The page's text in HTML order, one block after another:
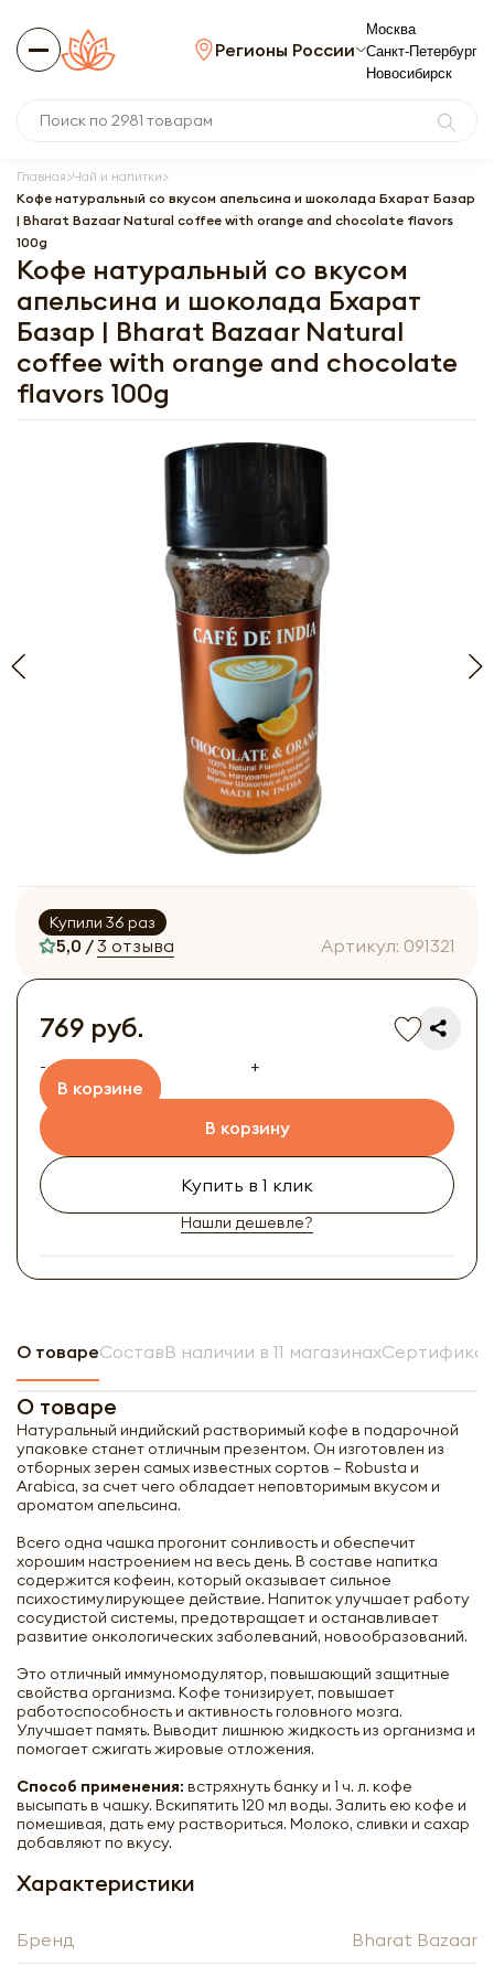
Регионы России
Москва
Санкт-Петербург
Новосибирск
Главная Чай и напитки
Кофе натуральный со вкусом апельсина и шоколада Бхарат Базар
| Bharat Bazaar Natural coffee with orange and chocolate flavors
100g
Кофе натуральный со вкусом
апельсина и шоколада Бхарат
Базар | Bharat Bazaar Natural
coffee with orange and chocolate
flavors 100g
Купили 36 раз
5,0 /3 отзыва Артикул: 091321
769 руб.
-
+
В корзине
В корзину
Купить в 1 клик
Нашли дешевле?
О товареСоставВ наличии в 11 магазинах
О товаре
Натуральный индийский растворимый кофе в подарочной
упаковке станет отличным презентом. Он изготовлен из
отборных зерен самых известных сортов – Robusta и
Arabica, за счет чего обладает неповторимым вкусом и
ароматом апельсина.
Всего одна чашка прогонит сонливость и обеспечит
хорошим настроением на весь день. В составе напитка
содержится кофеин, который оказывает сильное
психостимулирующее действие. Напиток улучшает работу
сосудистой системы, предотвращает и останавливает
развитие онкологических заболеваний, новообразований.
Это отличный иммуномодулятор, повышающий защитные
свойства организма. Кофе тонизирует, повышает
работоспособность и активность головного мозга.
Улучшает память. Выводит лишнюю жидкость из организма и
помогает сжигать жировые отложения.
Способ применения: встряхнуть банку и 1 ч. л. кофе
высыпать в чашку. Вскипятить 120 мл воды. Залить ею кофе и
помешивая, дать ему раствориться. Молоко, сливки и сахар
добавляют по вкусу.
Характеристики
Бренд Bharat Bazaar
Кофе натуральный со вкусом